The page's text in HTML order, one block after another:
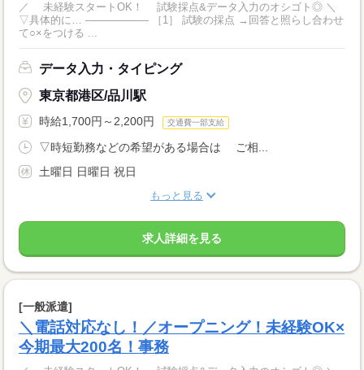
／ 未経験スタートOK！ 試験採点&データ入力のオシゴト◎ ＼
▽具体的に… ―――――― ［1］ 試験の採点 →回答と照らし合わせ
て○×をつける ...
データ入力・タイピング
東京都港区/品川駅
時給1,700円～2,200円 交通費一部支給
▽時短勤務などの希望がある場合は ご相...
土曜日 日曜日 祝日
もっと見る
求人詳細を見る
[一般派遣]
＼電話対応なし！／オープニング！未経験OK×
今期最大200名！事務